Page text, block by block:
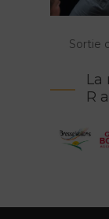
Sortie
La
R